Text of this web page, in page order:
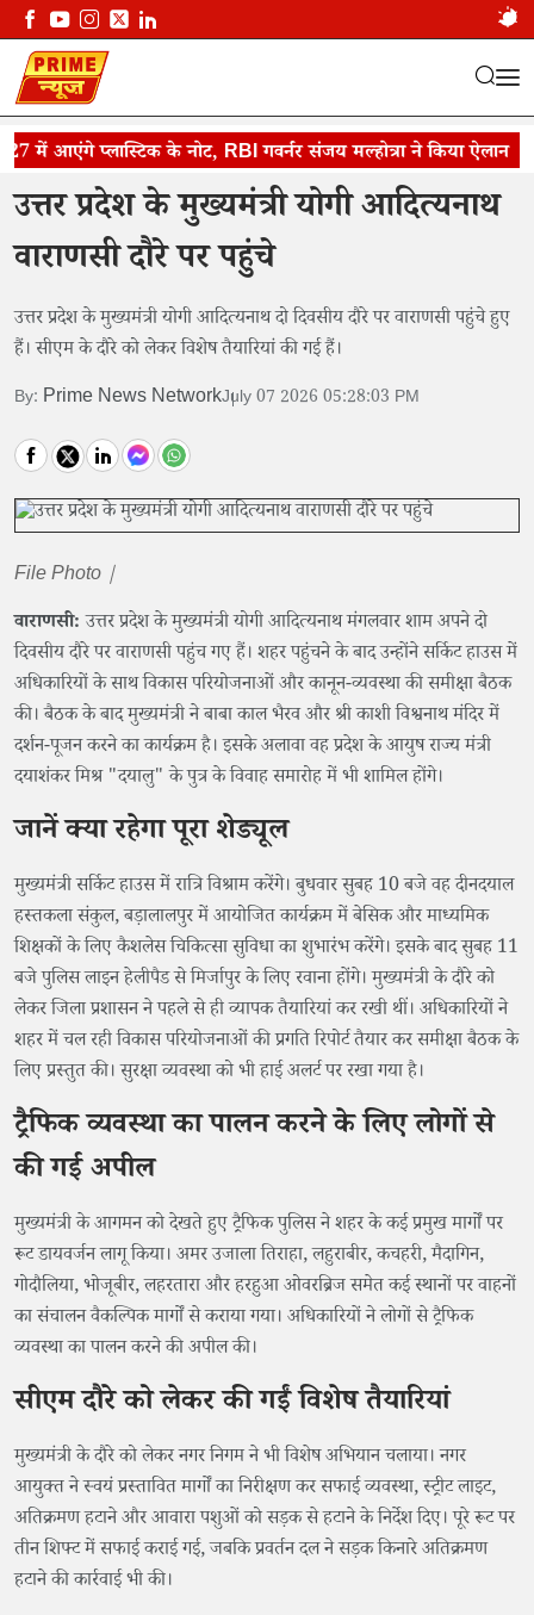
आएंगे प्लास्टिक के नोट, RBI गवर्नर संजय मल्होत्रा ने किया ऐलान
वाराणसी दौरे पर पहुंचे सीएम योगी
उत्तर प्रदेश के मुख्यमंत्री योगी आदित्यनाथ
वाराणसी दौरे पर पहुंचे
उत्तर प्रदेश के मुख्यमंत्री योगी आदित्यनाथ दो दिवसीय दौरे पर वाराणसी पहुंचे हुए
हैं। सीएम के दौरे को लेकर विशेष तैयारियां की गई हैं।
By: Prime News NetworkJuly 07 2026 05:28:03 PM
File Photo |
वाराणसी:उत्तर प्रदेश के मुख्यमंत्री योगी आदित्यनाथ मंगलवार शाम अपने दो
दिवसीय दौरे पर वाराणसी पहुंच गए हैं। शहर पहुंचने के बाद उन्होंने सर्किट हाउस में
अधिकारियों के साथ विकास परियोजनाओं और कानून-व्यवस्था की समीक्षा बैठक
की। बैठक के बाद मुख्यमंत्री ने बाबा काल भैरव और श्री काशी विश्वनाथ मंदिर में
दर्शन-पूजन करने का कार्यक्रम है। इसके अलावा वह प्रदेश के आयुष राज्य मंत्री
दयाशंकर मिश्र "दयालु" के पुत्र के विवाह समारोह में भी शामिल होंगे।
जानें क्या रहेगा पूरा शेड्यूल
मुख्यमंत्री सर्किट हाउस में रात्रि विश्राम करेंगे। बुधवार सुबह 10 बजे वह दीनदयाल
हस्तकला संकुल, बड़ालालपुर में आयोजित कार्यक्रम में बेसिक और माध्यमिक
शिक्षकों के लिए कैशलेस चिकित्सा सुविधा का शुभारंभ करेंगे। इसके बाद सुबह 11
बजे पुलिस लाइन हेलीपैड से मिर्जापुर के लिए रवाना होंगे। मुख्यमंत्री के दौरे को
लेकर जिला प्रशासन ने पहले से ही व्यापक तैयारियां कर रखी थीं। अधिकारियों ने
शहर में चल रही विकास परियोजनाओं की प्रगति रिपोर्ट तैयार कर समीक्षा बैठक के
लिए प्रस्तुत की। सुरक्षा व्यवस्था को भी हाई अलर्ट पर रखा गया है।
ट्रैफिक व्यवस्था का पालन करने के लिए लोगों से
की गई अपील
मुख्यमंत्री के आगमन को देखते हुए ट्रैफिक पुलिस ने शहर के कई प्रमुख मार्गों पर
रूट डायवर्जन लागू किया। अमर उजाला तिराहा, लहुराबीर, कचहरी, मैदागिन,
गोदौलिया, भोजूबीर, लहरतारा और हरहुआ ओवरब्रिज समेत कई स्थानों पर वाहनों
का संचालन वैकल्पिक मार्गों से कराया गया। अधिकारियों ने लोगों से ट्रैफिक
व्यवस्था का पालन करने की अपील की।
सीएम दौरे को लेकर की गईं विशेष तैयारियां
मुख्यमंत्री के दौरे को लेकर नगर निगम ने भी विशेष अभियान चलाया। नगर
आयुक्त ने स्वयं प्रस्तावित मार्गों का निरीक्षण कर सफाई व्यवस्था, स्ट्रीट लाइट,
अतिक्रमण हटाने और आवारा पशुओं को सड़क से हटाने के निर्देश दिए। पूरे रूट पर
तीन शिफ्ट में सफाई कराई गई, जबकि प्रवर्तन दल ने सड़क किनारे अतिक्रमण
हटाने की कार्रवाई भी की।